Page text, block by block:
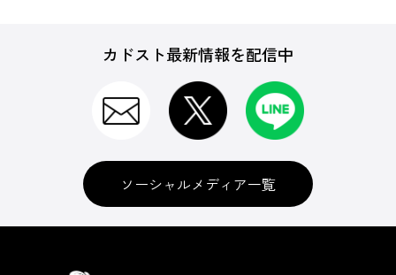
カドスト最新情報を配信中
ソーシャルメディア一覧